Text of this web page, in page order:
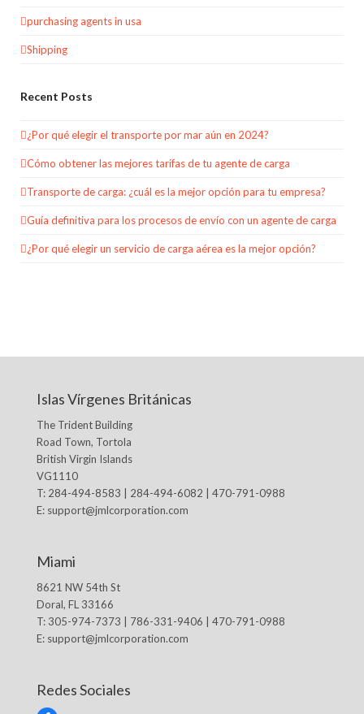
purchasing agents in usa
Shipping
Recent Posts
¿Por qué elegir el transporte por mar aún en 2024?
Cómo obtener las mejores tarifas de tu agente de carga
Transporte de carga: ¿cuál es la mejor opción para tu empresa?
Guía definitiva para los procesos de envío con un agente de carga
¿Por qué elegir un servicio de carga aérea es la mejor opción?
Islas Vírgenes Británicas
The Trident Building
Road Town, Tortola
British Virgin Islands
VG1110
T: 284-494-8583 | 284-494-6082 | 470-791-0988
E: support@jmlcorporation.com
Miami
8621 NW 54th St
Doral, FL 33166
T: 305-974-7373 | 786-331-9406 | 470-791-0988
E: support@jmlcorporation.com
Redes Sociales